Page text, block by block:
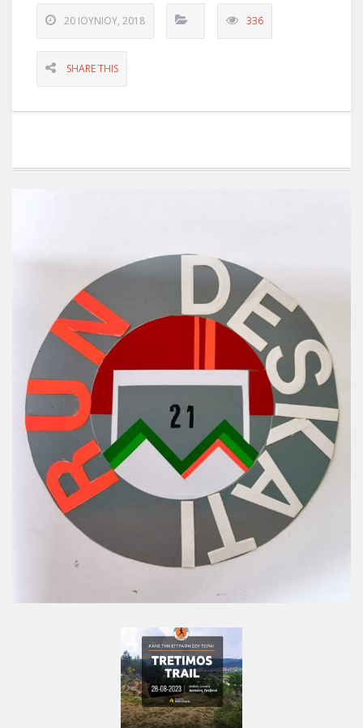
20 ΙΟΥΝΊΟΥ, 2018 336
SHARE THIS